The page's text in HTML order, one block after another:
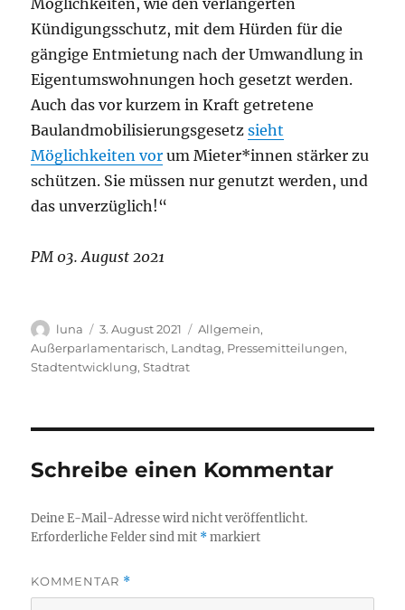
Kündigungsschutz, mit dem Hürden für die
gängige Entmietung nach der Umwandlung in
Eigentumswohnungen hoch gesetzt werden.
Auch das vor kurzem in Kraft getretene
Baulandmobilisierungsgesetzsieht
Möglichkeiten vor um Mieter*innen stärker zu
schützen. Sie müssen nur genutzt werden,und
das unverzüglich!“
PM 03. August 2021
Autor
luna
Veröffentlicht
am
3. August 2021 Kategorien
Allgemein,
Außerparlamentarisch, Landtag, Pressemitteilungen,
Stadtentwicklung,Stadtrat
Schreibe einen Kommentar
Deine E-Mail-Adresse wird nicht veröffentlicht.
Erforderliche Felder sind mit *markiert
KOMMENTAR *